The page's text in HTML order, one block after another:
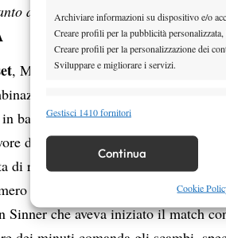
Archiviare informazioni su dispositivo e/o
Creare profili per la pubblicità
Creare profili per la personalizzazione dei
Sviluppare e migliorare i servizi.
Funzionalità
Identificare i dispositivi in base alle
Garantire la sicurezza, prevenire
Erogare e presentare pubblicità e
Gestisci 1410 fornitori
Continua
Cookie
a me un grandissimo team”.
, Marin Cilic è subito costretto ad
servizio e dritto. Il croato
in battuta ma riesce a portarlo a
di Jannik Sinner arriva nel corso
di rovescio; break consolidato
2 del mondo sale in cattedra e
Sinner che aveva iniziato il match